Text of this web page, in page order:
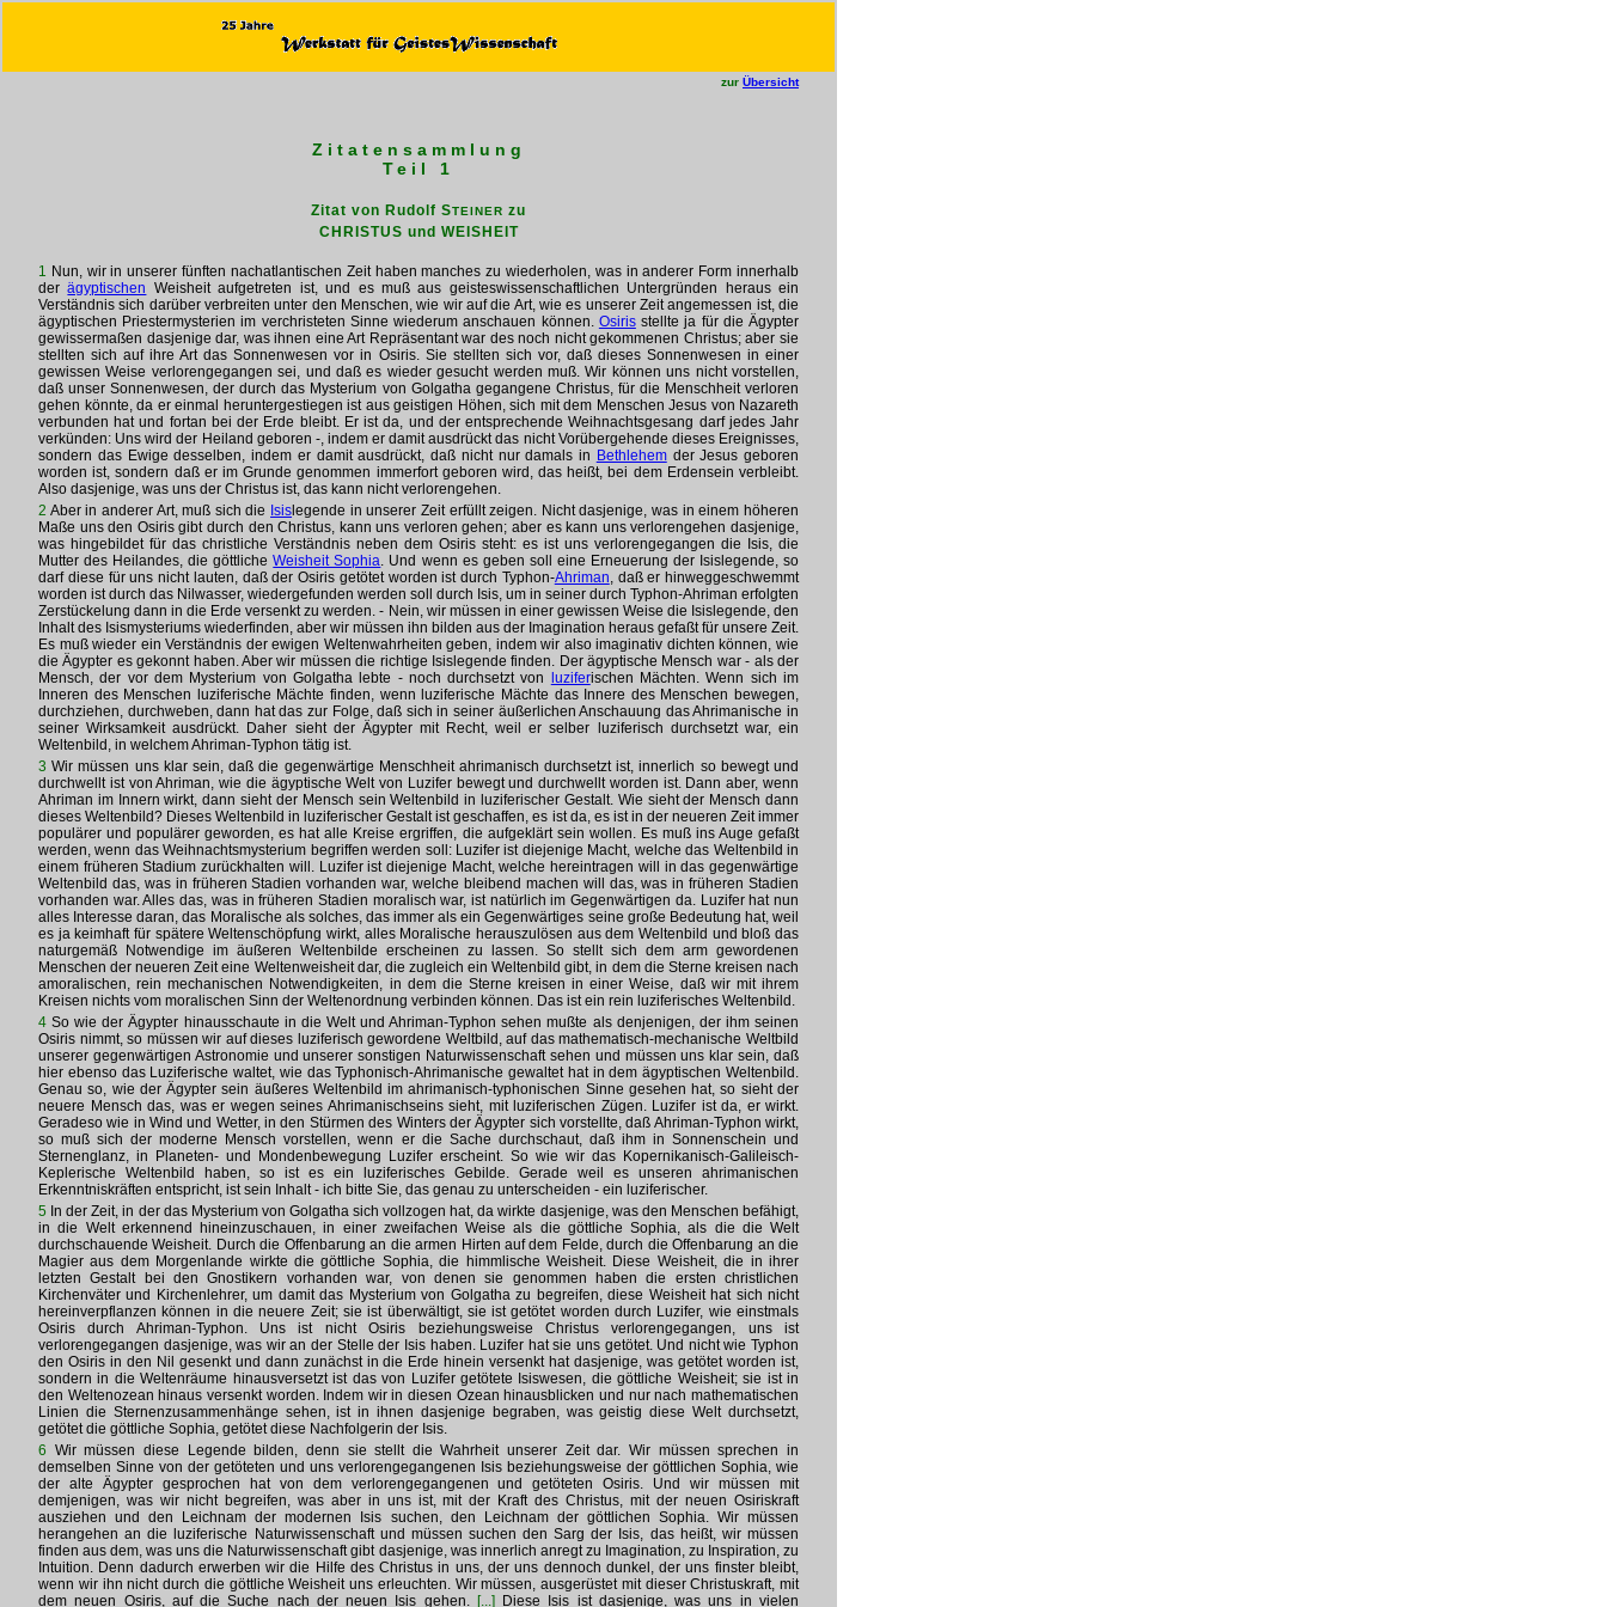
zur Übersicht
Zitatensammlung
Teil 1
Zitat von Rudolf STEINER zu
CHRISTUS und WEISHEIT
1 Nun, wir in unserer fünften nachatlantischen Zeit haben manches zu wiederholen, was in anderer Form innerhalb
derägyptischen Weisheit aufgetreten ist, und es muß aus geisteswissenschaftlichen Untergründen heraus ein
Verständnis sich darüber verbreiten unter den Menschen, wie wir auf die Art, wie es unserer Zeit angemessen ist, die
ägyptischen Priestermysterien im verchristeten Sinne wiederum anschauen können. Osirisstellte ja für die Ägypter
gewissermaßen dasjenige dar, was ihnen eine Art Repräsentant war des noch nicht gekommenen Christus; aber sie
stellten sich auf ihre Art das Sonnenwesen vor in Osiris. Sie stellten sich vor, daß dieses Sonnenwesen in einer
gewissen Weise verlorengegangen sei, und daß es wieder gesucht werden muß. Wir können uns nicht vorstellen,
daß unser Sonnenwesen, der durch das Mysterium von Golgatha gegangene Christus, für die Menschheit verloren
gehen könnte, da er einmal heruntergestiegen ist aus geistigen Höhen, sich mit dem Menschen Jesus von Nazareth
verbunden hat und fortan bei der Erde bleibt. Er ist da, und der entsprechende Weihnachtsgesang darf jedes Jahr
verkünden: Uns wird der Heiland geboren -, indem er damit ausdrückt das nicht Vorübergehende dieses Ereignisses,
sondern das Ewige desselben, indem er damit ausdrückt, daß nicht nur damals in Bethlehemder Jesus geboren
worden ist, sondern daß er im Grunde genommen immerfort geboren wird, das heißt, bei dem Erdensein verbleibt.
Also dasjenige, was uns der Christus ist, das kann nicht verlorengehen.
2 Aber in anderer Art, muß sich die Isis legende in unserer Zeit erfüllt zeigen. Nicht dasjenige, was in einem höheren
Maße uns den Osiris gibt durch den Christus, kann uns verloren gehen; aber es kann uns verlorengehen dasjenige,
was hingebildet für das christliche Verständnis neben dem Osiris steht: es ist uns verlorengegangen die Isis, die
Mutter des Heilandes, die göttlicheWeisheit Sophia. Und wenn es geben soll eine Erneuerung der Isislegende, so
darf diese für uns nicht lauten, daß der Osiris getötet worden ist durch Typhon-Ahriman, daß er hinweggeschwemmt
worden ist durch das Nilwasser, wiedergefunden werden soll durch Isis, um in seiner durch Typhon-Ahriman erfolgten
Zerstückelung dann in die Erde versenkt zu werden. - Nein, wir müssen in einer gewissen Weise die Isislegende, den
Inhalt des Isismysteriums wiederfinden, aber wir müssen ihn bilden aus der Imagination heraus gefaßt für unsere Zeit.
Es muß wieder ein Verständnis der ewigen Weltenwahrheiten geben, indem wir also imaginativ dichten können, wie
die Ägypter es gekonnt haben. Aber wir müssen die richtige Isislegende finden. Der ägyptische Mensch war - als der
Mensch, der vor dem Mysterium von Golgatha lebte - noch durchsetzt von
luziferischen Mächten. Wenn sich im
Inneren des Menschen luziferische Mächte finden, wenn luziferische Mächte das Innere des Menschen bewegen,
durchziehen, durchweben, dann hat das zur Folge, daß sich in seiner äußerlichen Anschauung das Ahrimanische in
seiner Wirksamkeit ausdrückt. Daher sieht der Ägypter mit Recht, weil er selber luziferisch durchsetzt war, ein
Weltenbild, in welchem Ahriman-Typhon tätig ist.
3 Wir müssen uns klar sein, daß die gegenwärtige Menschheit ahrimanisch durchsetzt ist, innerlich so bewegt und
durchwellt ist von Ahriman, wie die ägyptische Welt von Luzifer bewegt und durchwellt worden ist. Dann aber, wenn
Ahriman im Innern wirkt, dann sieht der Mensch sein Weltenbild in luziferischer Gestalt. Wie sieht der Mensch dann
dieses Weltenbild? Dieses Weltenbild in luziferischer Gestalt ist geschaffen, es ist da, es ist in der neueren Zeit immer
populärer und populärer geworden, es hat alle Kreise ergriffen, die aufgeklärt sein wollen. Es muß ins Auge gefaßt
werden, wenn das Weihnachtsmysterium begriffen werden soll: Luzifer ist diejenige Macht, welche das Weltenbild in
einem früheren Stadium zurückhalten will. Luzifer ist diejenige Macht, welche hereintragen will in das gegenwärtige
Weltenbild das, was in früheren Stadien vorhanden war, welche bleibend machen will das, was in früheren Stadien
vorhanden war. Alles das, was in früheren Stadien moralisch war, ist natürlich im Gegenwärtigen da. Luzifer hat nun
alles Interesse daran, das Moralische als solches, das immer als ein Gegenwärtiges seine große Bedeutung hat, weil
es ja keimhaft für spätere Weltenschöpfung wirkt, alles Moralische herauszulösen aus dem Weltenbild und bloß das
naturgemäß Notwendige im äußeren Weltenbilde erscheinen zu lassen. So stellt sich dem arm gewordenen
Menschen der neueren Zeit eine Weltenweisheit dar, die zugleich ein Weltenbild gibt, in dem die Sterne kreisen nach
amoralischen, rein mechanischen Notwendigkeiten, in dem die Sterne kreisen in einer Weise, daß wir mit ihrem
Kreisen nichts vom moralischen Sinn der Weltenordnung verbinden können. Das ist ein rein luziferisches Weltenbild.
4 So wie der Ägypter hinausschaute in die Welt und Ahriman-Typhon sehen mußte als denjenigen, der ihm seinen
Osiris nimmt, so müssen wir auf dieses luziferisch gewordene Weltbild, auf das mathematisch-mechanische Weltbild
unserer gegenwärtigen Astronomie und unserer sonstigen Naturwissenschaft sehen und müssen uns klar sein, daß
hier ebenso das Luziferische waltet, wie das Typhonisch-Ahrimanische gewaltet hat in dem ägyptischen Weltenbild.
Genau so, wie der Ägypter sein äußeres Weltenbild im ahrimanisch-typhonischen Sinne gesehen hat, so sieht der
neuere Mensch das, was er wegen seines Ahrimanischseins sieht, mit luziferischen Zügen. Luzifer ist da, er wirkt.
Geradeso wie in Wind und Wetter, in den Stürmen des Winters der Ägypter sich vorstellte, daß Ahriman-Typhon wirkt,
so muß sich der moderne Mensch vorstellen, wenn er die Sache durchschaut, daß ihm in Sonnenschein und
Sternenglanz, in Planeten- und Mondenbewegung Luzifer erscheint. So wie wir das Kopernikanisch-Galileisch-
Keplerische Weltenbild haben, so ist es ein luziferisches Gebilde. Gerade weil es unseren ahrimanischen
Erkenntniskräften entspricht, ist sein Inhalt - ich bitte Sie, das genau zu unterscheiden - ein luziferischer.
5 In der Zeit, in der das Mysterium von Golgatha sich vollzogen hat, da wirkte dasjenige, was den Menschen befähigt,
in die Welt erkennend hineinzuschauen, in einer zweifachen Weise als die göttliche Sophia, als die die Welt
durchschauende Weisheit. Durch die Offenbarung an die armen Hirten auf dem Felde, durch die Offenbarung an die
Magier aus dem Morgenlande wirkte die göttliche Sophia, die himmlische Weisheit. Diese Weisheit, die in ihrer
letzten Gestalt bei den Gnostikern vorhanden war, von denen sie genommen haben die ersten christlichen
Kirchenväter und Kirchenlehrer, um damit das Mysterium von Golgatha zu begreifen, diese Weisheit hat sich nicht
hereinverpflanzen können in die neuere Zeit; sie ist überwältigt, sie ist getötet worden durch Luzifer, wie einstmals
Osiris durch Ahriman-Typhon. Uns ist nicht Osiris beziehungsweise Christus verlorengegangen, uns ist
verlorengegangen dasjenige, was wir an der Stelle der Isis haben. Luzifer hat sie uns getötet. Und nicht wie Typhon
den Osiris in den Nil gesenkt und dann zunächst in die Erde hinein versenkt hat dasjenige, was getötet worden ist,
sondern in die Weltenräume hinausversetzt ist das von Luzifer getötete Isiswesen, die göttliche Weisheit; sie ist in
den Weltenozean hinaus versenkt worden. Indem wir in diesen Ozean hinausblicken und nur nach mathematischen
Linien die Sternenzusammenhänge sehen, ist in ihnen dasjenige begraben, was geistig diese Welt durchsetzt,
getötet die göttliche Sophia, getötet diese Nachfolgerin der Isis.
6 Wir müssen diese Legende bilden, denn sie stellt die Wahrheit unserer Zeit dar. Wir müssen sprechen in
demselben Sinne von der getöteten und uns verlorengegangenen Isis beziehungsweise der göttlichen Sophia, wie
der alte Ägypter gesprochen hat von dem verlorengegangenen und getöteten Osiris. Und wir müssen mit
demjenigen, was wir nicht begreifen, was aber in uns ist, mit der Kraft des Christus, mit der neuen Osiriskraft
ausziehen und den Leichnam der modernen Isis suchen, den Leichnam der göttlichen Sophia. Wir müssen
herangehen an die luziferische Naturwissenschaft und müssen suchen den Sarg der Isis, das heißt, wir müssen
finden aus dem, was uns die Naturwissenschaft gibt dasjenige, was innerlich anregt zu Imagination, zu Inspiration, zu
Intuition. Denn dadurch erwerben wir die Hilfe des Christus in uns, der uns dennoch dunkel, der uns finster bleibt,
wenn wir ihn nicht durch die göttliche Weisheit uns erleuchten. Wir müssen, ausgerüstet mit dieser Christuskraft, mit
dem neuen Osiris, auf die Suche nach der neuen Isis gehen. [...] Diese Isis ist dasjenige, was uns in vielen